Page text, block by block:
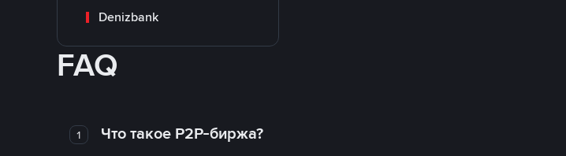
Denizbank
FAQ
1 Что такое P2P-биржа?